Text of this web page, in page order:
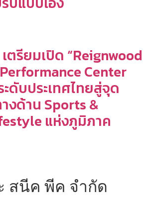
ตรียมเปิด “Reignwood
Center
ะดับประเทศไทยสู่จุด
งด้าน Sports &
แห่งภูมิภาค
สนีค พีค จำกัด